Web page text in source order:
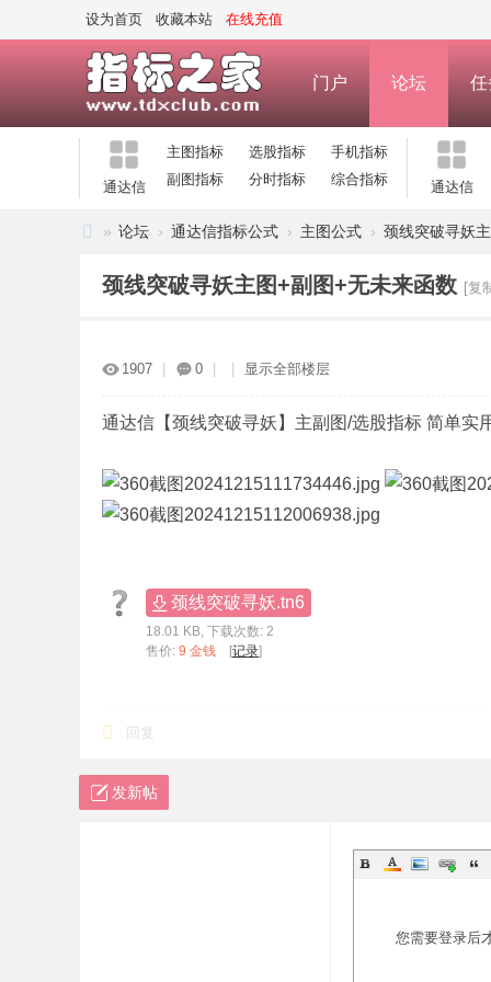
设为首页 收藏本站 在线充值
门户 论坛 任
通达信
主图指标 选股指标
手机指标
副图指标
分时指标 综合指标 通达信
公
式
» 论坛 › 通达信指标公式 › 主图公式 › 颈线突破寻妖
颈线突破寻妖主图+副图+无未来函数 [复
1907 0 显示全部楼层
通达信【颈线突破寻妖】主副图/选股指标 简单实
颈线突破寻妖.tn6
18.01 KB, 下载次数: 2
售价: 9 金钱 [记录]
回复
发新帖
您需要登录后